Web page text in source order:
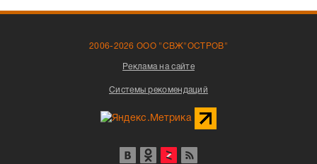
2006-2026 ООО "СВЖ"ОСТРОВ"
Реклама на сайте
Системы рекомендаций